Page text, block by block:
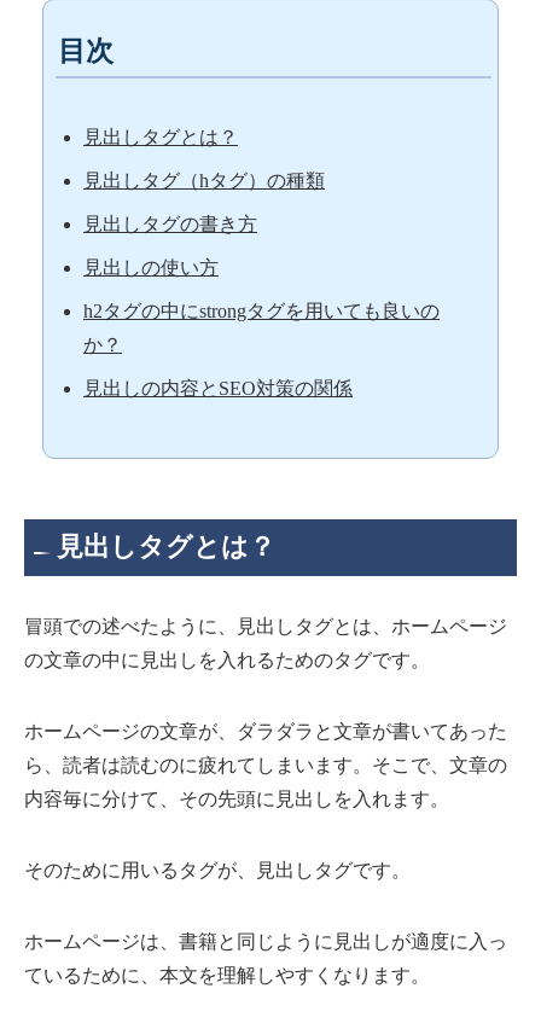
目次
見出しタグとは？
見出しタグ（hタグ）の種類
見出しタグの書き方
見出しの使い方
h2タグの中にstrongタグを用いても良いの
か？
見出しの内容とSEO対策の関係
見出しタグとは？
冒頭での述べたように、見出しタグとは、ホームページ
の文章の中に見出しを入れるためのタグです。
ホームページの文章が、ダラダラと文章が書いてあった
ら、読者は読むのに疲れてしまいます。そこで、文章の
内容毎に分けて、その先頭に見出しを入れます。
そのために用いるタグが、見出しタグです。
ホームページは、書籍と同じように見出しが適度に入っ
ているために、本文を理解しやすくなります。